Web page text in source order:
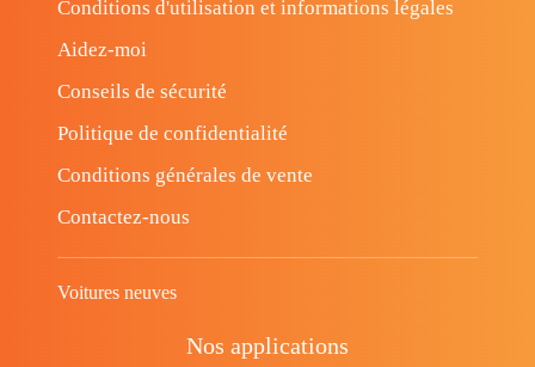
Conditions d'utilisation et informations légales
Aidez-moi
Conseils de sécurité
Politique de confidentialité
Conditions générales de vente
Contactez-nous
Voitures neuves
Nos applications